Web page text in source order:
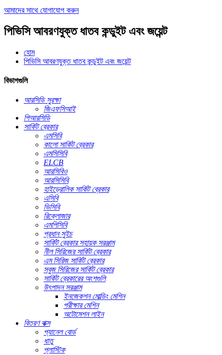
আমাদের সাথে যোগাযোগ করুন
পিভিসি আবরণযুক্ত ধাতব কন্ডুইট এবং জয়েন্ট
হোম
পিভিসি আবরণযুক্ত ধাতব কন্ডুইট এবং জয়েন্ট
বিভাগগুলি
আরসিডি সুরক্ষা
জিএফসিআই
পিআরসিডি
সার্কিট ব্রেকার
এমসিবি
কালো সার্কিট ব্রেকার
এমসিসিবি
ELCB
আরসিবিও
আরসিসিবি
হাইড্রোলিক সার্কিট ব্রেকার
এসিবি
ভিসিবি
রিক্লোজার
এমপিসিবি
প্রধান সুইচ
সার্কিট ব্রেকার সহায়ক সরঞ্জাম
নীল সিরিজের সার্কিট ব্রেকার
এম সিরিজ সার্কিট ব্রেকার
সবুজ সিরিজের সার্কিট ব্রেকার
সার্কিট ব্রেকারের অংশগুলি
উৎপাদন সরঞ্জাম
ইনজেকশন মোল্ডিং মেশিন
পরীক্ষার মেশিন
অটোমেশন লাইন
বিতরণ বাক্স
প্যানেল বোর্ড
ধাতু
প্লাস্টিক